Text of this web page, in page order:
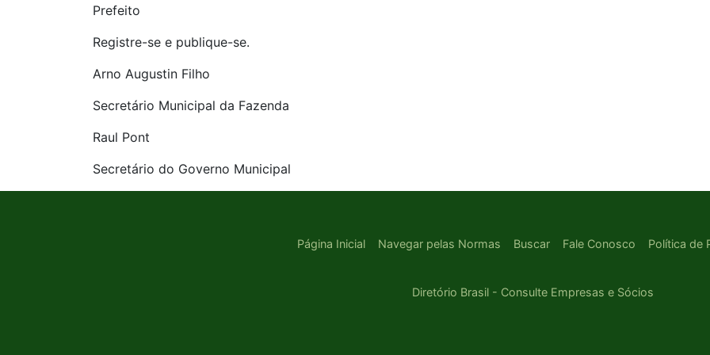
Prefeito
Registre-se e publique-se.
Arno Augustin Filho
Secretário Municipal da Fazenda
Raul Pont
Secretário do Governo Municipal
Página Inicial Navegar pelas Normas Buscar Fale Conosco Política de
Diretório Brasil - Consulte Empresas e Sócios